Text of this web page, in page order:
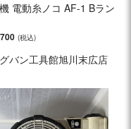
電動糸ノコ AF-1 Bラン
バン工具館旭川末広店